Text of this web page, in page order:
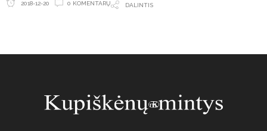
2018-12-20 0 KOMENTARŲ DALINTIS